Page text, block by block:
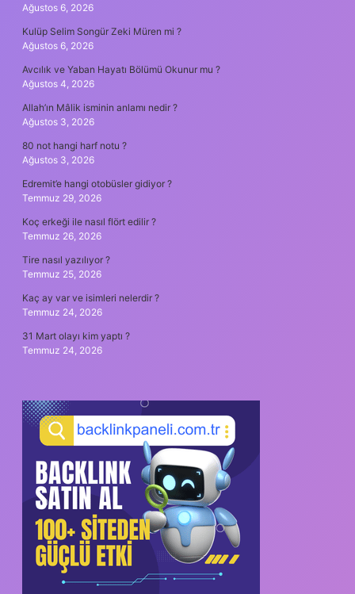
Ağustos 6, 2026
Kulüp Selim Songür Zeki Müren mi ?
Ağustos 6, 2026
Avcılık ve Yaban Hayatı Bölümü Okunur mu ?
Ağustos 4, 2026
Allah’ın Mâlik isminin anlamı nedir ?
Ağustos 3, 2026
80 not hangi harf notu ?
Ağustos 3, 2026
Edremit’e hangi otobüsler gidiyor ?
Temmuz 29, 2026
Koç erkeği ile nasıl flört edilir ?
Temmuz 26, 2026
Tire nasıl yazılıyor ?
Temmuz 25, 2026
Kaç ay var ve isimleri nelerdir ?
Temmuz 24, 2026
31 Mart olayı kim yaptı ?
Temmuz 24, 2026